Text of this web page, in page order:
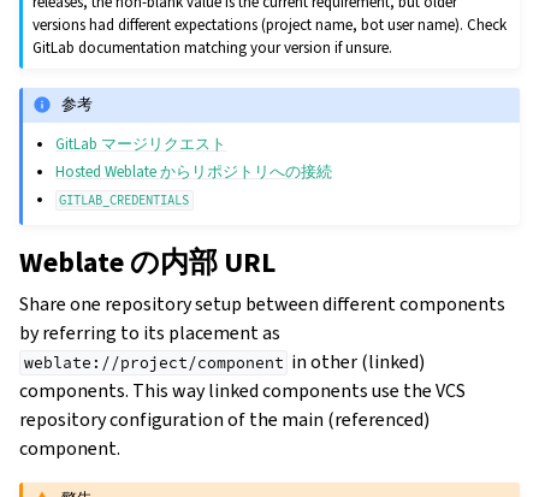
versions had different expectations (project name, bot user name). Check
GitLab documentation matching your version if unsure.
参考
GitLab マージリクエスト
Hosted Weblate からリポジトリへの接続
GITLAB_CREDENTIALS
Weblate の内部 URL
Share one repository setup between different components
by referring to its placement as
weblate://project/component in other (linked)
components. This way linked components use the VCS
repository configuration of the main (referenced)
component.